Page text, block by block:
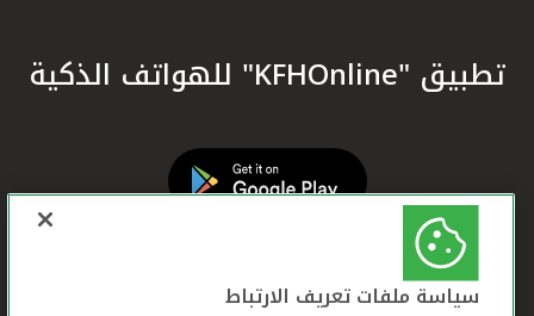
تطبيق "KFHOnline" للهواتف الذكية
سياسة ملفات تعريف الارتباط